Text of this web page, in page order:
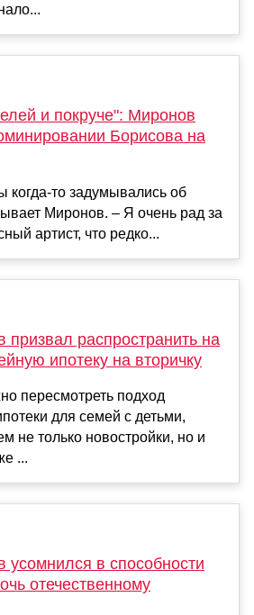
и покруче": Миронов
Борисова на
когда-то задумывались об
Миронов. – Я очень рад за
артист, что редко...
призвал распространить на
ипотеку на вторичку
пересмотреть подход
для семей с детьми,
не только новостройки, но и
...
усомнился в способности
отечественному